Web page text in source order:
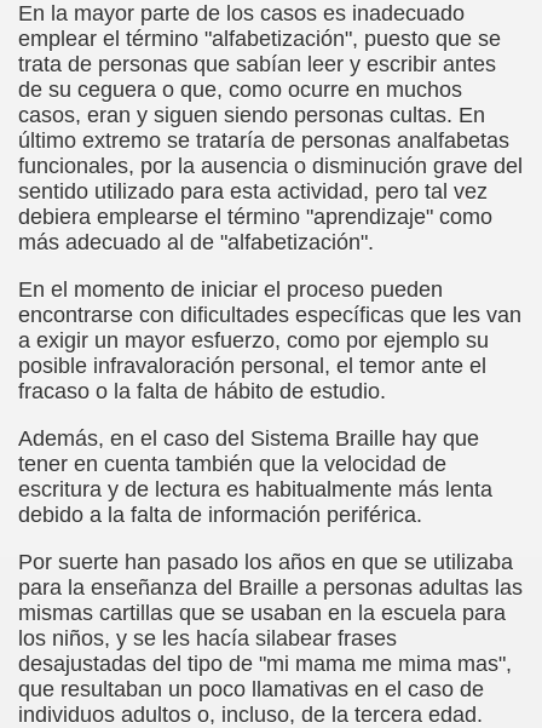
En la mayor parte de los casos es inadecuado
emplear el término "alfabetización", puesto que se
trata de personas que sabían leer y escribir antes
de su ceguera o que, como ocurre en muchos
casos, eran y siguen siendo personas cultas. En
último extremo se trataría de personas analfabetas
funcionales, por la ausencia o disminución grave del
sentido utilizado para esta actividad, pero tal vez
debiera emplearse el término "aprendizaje" como
más adecuado al de "alfabetización".
En el momento de iniciar el proceso pueden
encontrarse con dificultades específicas que les van
a exigir un mayor esfuerzo, como por ejemplo su
posible infravaloración personal, el temor ante el
fracaso o la falta de hábito de estudio.
Además, en el caso del Sistema Braille hay que
tener en cuenta también que la velocidad de
escritura y de lectura es habitualmente más lenta
debido a la falta de información periférica.
Por suerte han pasado los años en que se utilizaba
para la enseñanza del Braille a personas adultas las
mismas cartillas que se usaban en la escuela para
los niños, y se les hacía silabear frases
desajustadas del tipo de "mi mama me mima mas",
que resultaban un poco llamativas en el caso de
individuos adultos o, incluso, de la tercera edad.
torres)
de Papel (José Molina Torres)
- Reunión de Semáforos (José Molina Torres)
Pelayo, Jesús Montoro y Espido Freire)
El País, 12 de Mayo de 1990 (Antonio Muñoz Molina)
Gayoso)
Valdes)
Adolfo Bécquer)
(Anónimo)